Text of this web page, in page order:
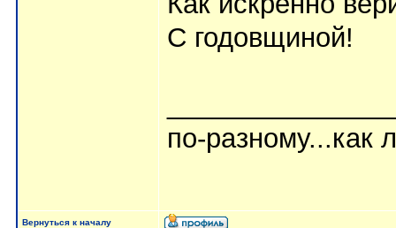
С годовщиной!
по-разному...как
Вернуться к началу